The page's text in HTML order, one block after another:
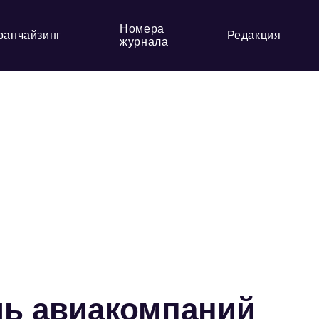
Номера
журнала
Редакция
авиакомпаний